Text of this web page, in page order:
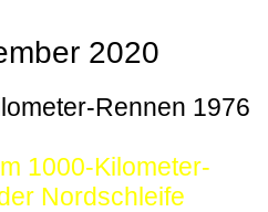
2020
Rennen 1976
1000-Kilometer-
Nordschleife